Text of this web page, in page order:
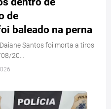
de
baleado na perna
Santos foi morta a tiros
20…